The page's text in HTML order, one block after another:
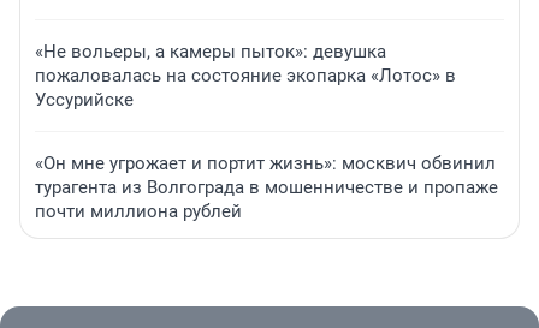
«Не вольеры, а камеры пыток»: девушка
пожаловалась на состояние экопарка «Лотос» в
Уссурийске
«Он мне угрожает и портит жизнь»: москвич обвинил
турагента из Волгограда в мошенничестве и пропаже
почти миллиона рублей